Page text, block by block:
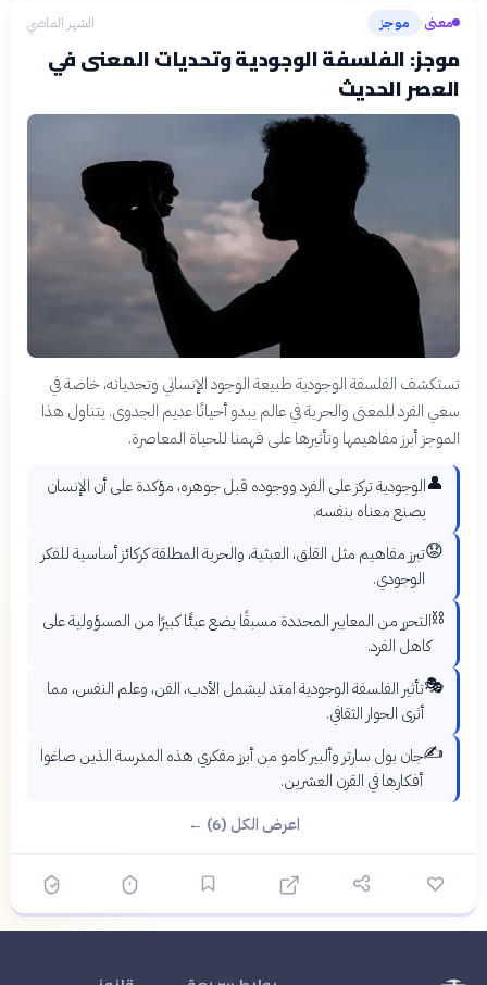
معنى› موجز الشهر الماضي
موجز: الفلسفة الوجودية وتحديات المعنى في
العصر الحديث
تستكشف الفلسفة الوجودية طبيعة الوجود الإنساني وتحدياته، خاصة في
سعي الفرد للمعنى والحرية في عالم يبدو أحيانًا عديم الجدوى. يتناول هذا
الموجز أبرز مفاهيمها وتأثيرها على فهمنا للحياة المعاصرة.
👤الوجودية تركز على الفرد ووجوده قبل جوهره، مؤكدة على أن الإنسان
يصنع معناه بنفسه.
😟تبرز مفاهيم مثل القلق، العبثية، والحرية المطلقة كركائز أساسية للفكر
الوجودي.
⛓️التحرر من المعايير المحددة مسبقًا يضع عبئًا كبيرًا من المسؤولية على
كاهل الفرد.
🎭تأثير الفلسفة الوجودية امتد ليشمل الأدب، الفن، وعلم النفس، مما
أثرى الحوار الثقافي.
✍️جان بول سارتر وألبير كامو من أبرز مفكري هذه المدرسة الذين صاغوا
أفكارها في القرن العشرين.
اعرض الكل (6) ←